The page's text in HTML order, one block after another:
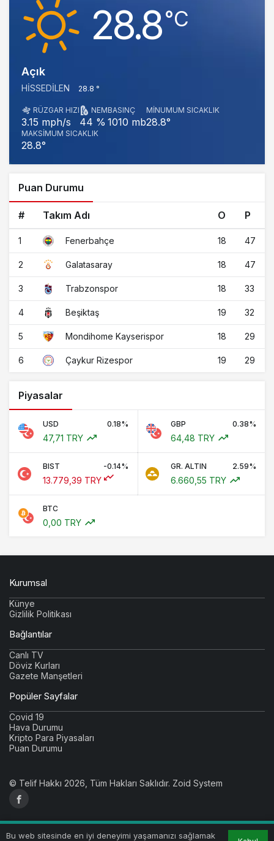
28.8‎°C
Açık
HISSEDILEN 28.8 °
RÜZGAR HIZI
3.15 mph/s
NEM
44 %
BASINÇ
1010 mb
MINUMUM SICAKLIK
28.8°
MAKSIMUM SICAKLIK
28.8°
Puan Durumu
# Takım Adı O P
1 Fenerbahçe 18 47
2 Galatasaray 18 47
3 Trabzonspor 18 33
4 Beşiktaş 19 32
5 Mondihome Kayserispor 18 29
6 Çaykur Rizespor 19 29
Piyasalar
USD 0.18%
47,71 TRY
GBP 0.38%
64,48 TRY
BIST -0.14%
13.779,39 TRY
GR. ALTIN 2.59%
6.660,55 TRY
BTC
0,00 TRY
Bu web sitesinde en iyi deneyimi yaşamanızı sağlamak
Kurumsal
Künye
Gizlilik Politikası
Bağlantılar
Canlı TV
Döviz Kurları
Gazete Manşetleri
Popüler Sayfalar
Covid 19
Hava Durumu
Kripto Para Piyasaları
Puan Durumu
© Telif Hakkı 2026, Tüm Hakları Saklıdır. Zoid System